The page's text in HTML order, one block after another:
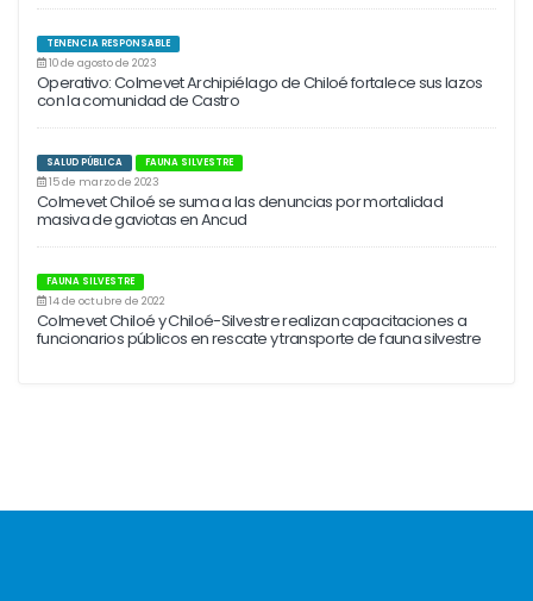
TENENCIA RESPONSABLE
10 de agosto de 2023
Operativo: Colmevet Archipiélago de Chiloé fortalece sus lazos
con la comunidad de Castro
SALUD PÚBLICA FAUNA SILVESTRE
15 de marzo de 2023
Colmevet Chiloé se suma a las denuncias por mortalidad
masiva de gaviotas en Ancud
FAUNA SILVESTRE
14 de octubre de 2022
Colmevet Chiloé y Chiloé-Silvestre realizan capacitaciones a
funcionarios públicos en rescate y transporte de fauna silvestre